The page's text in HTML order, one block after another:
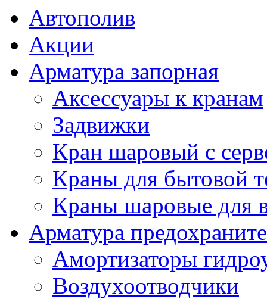
Автополив
Акции
Арматура запорная
Аксессуары к кранам
Задвижки
Кран шаровый с
Краны для бытовой
Краны шаровые для
Арматура
Амортизаторы
Воздухоотводчики